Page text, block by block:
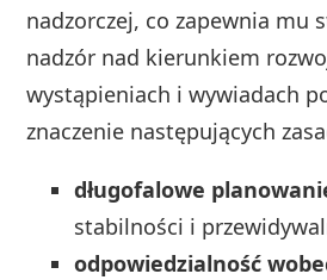
nadzorczej, co zapewnia mu
nadzór nad kierunkiem
wystąpieniach i wywiadach
znaczenie następujących
długofalowe
stabilności i
odpowiedzialność